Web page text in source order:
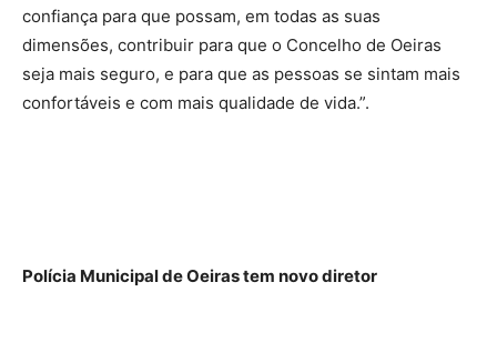
confiança para que possam, em todas as suas
dimensões, contribuir para que o Concelho de Oeiras
seja mais seguro, e para que as pessoas se sintam mais
confortáveis e com mais qualidade de vida.”.
Polícia Municipal de Oeiras tem novo diretor